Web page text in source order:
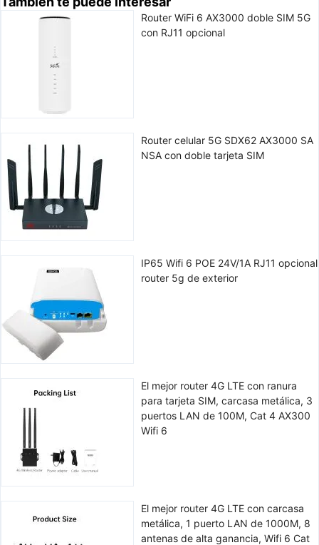
Router WiFi 6 AX3000 doble SIM 5G
con RJ11 opcional
Router celular 5G SDX62 AX3000 SA
NSA con doble tarjeta SIM
IP65 Wifi 6 POE 24V/1A RJ11 opcional
router 5g de exterior
El mejor router 4G LTE con ranura
para tarjeta SIM, carcasa metálica, 3
puertos LAN de 100M, Cat 4 AX300
Wifi 6
El mejor router 4G LTE con carcasa
metálica, 1 puerto LAN de 1000M, 8
antenas de alta ganancia, Wifi 6 Cat